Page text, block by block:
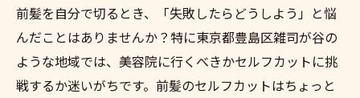
前髪を自分で切るとき、「失敗したらどうしよう」と悩
んだことはありませんか？特に東京都豊島区雑司が谷の
ような地域では、美容院に行くべきかセルフカットに挑
戦するか迷いがちです。前髪のセルフカットはちょっと